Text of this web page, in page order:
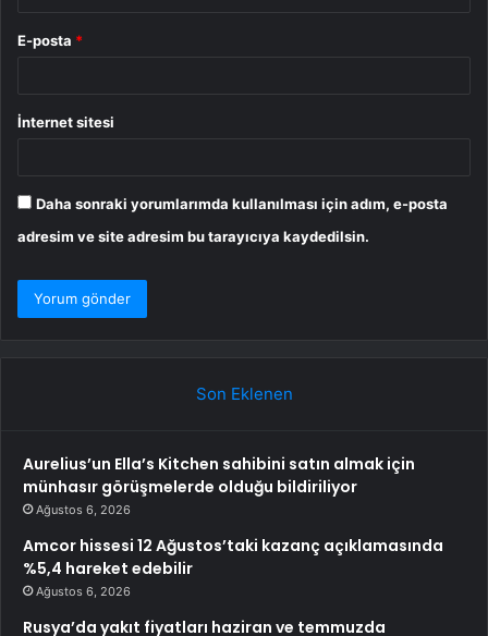
E-posta *
İnternet sitesi
Daha sonraki yorumlarımda kullanılması için adım, e-posta
adresim ve site adresim bu tarayıcıya kaydedilsin.
Son Eklenen
Aurelius’un Ella’s Kitchen sahibini satın almak için
münhasır görüşmelerde olduğu bildiriliyor
Ağustos 6, 2026
Amcor hissesi 12 Ağustos’taki kazanç açıklamasında
%5,4 hareket edebilir
Ağustos 6, 2026
Rusya’da yakıt fiyatları haziran ve temmuzda